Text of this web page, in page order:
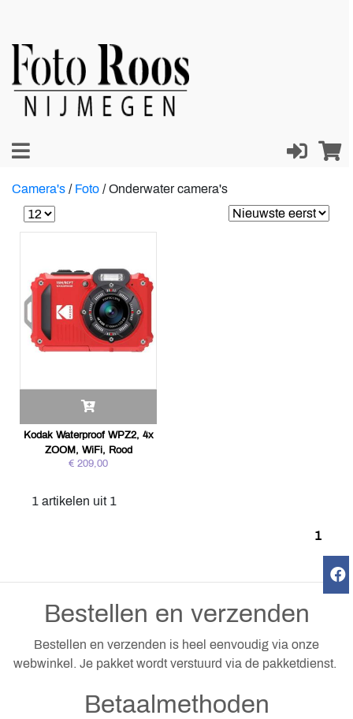
Camera's / Foto /Onderwater camera's
Kodak Waterproof WPZ2, 4x
ZOOM, WiFi, Rood
€ 209,00
1 artikelen uit 1
1
Bestellen en verzenden
Bestellen en verzenden is heel eenvoudig via onze
webwinkel. Je pakket wordt verstuurd via de pakketdienst.
Betaalmethoden